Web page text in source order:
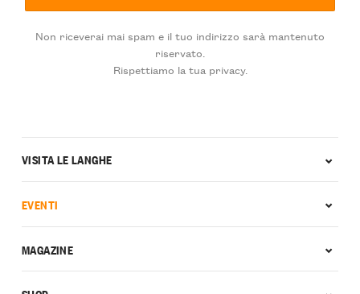
Non riceverai mai spam e il tuo indirizzo sarà mantenuto
riservato.
Rispettiamo la tua privacy.
VISITA LE LANGHE
EVENTI
MAGAZINE